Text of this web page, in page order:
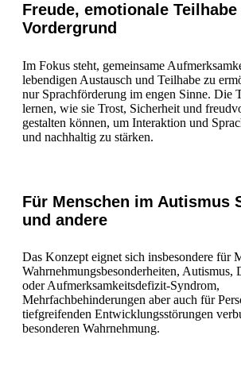
Freude, emotionale
Vordergrund
Im Fokus steht, gemeinsame
lebendigen Austausch und Teilhabe zu
nur Sprachförderung im engen Sinne. Die
lernen, wie sie Trost, Sicherheit und
gestalten können, um Interaktion und
und nachhaltig zu stärken.
Für Menschen im Autismus
und andere
Das Konzept eignet sich insbesondere für
Wahrnehmungsbesonderheiten, Autismus,
oder Aufmerksamkeitsdefizit-Syndrom,
Mehrfachbehinderungen aber auch für
tiefgreifenden Entwicklungsstörungen
besonderen Wahrnehmung.